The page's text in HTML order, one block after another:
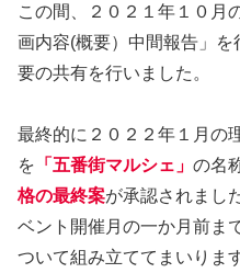
この間、２０２１年１０月
画内容(概要）中間報告」
要の共有を行いました。
最終的に２０２２年１月の
を 「五番街マルシェ」 の名
格の最終案が承認されまし
ベント開催月の一か月前ま
ついて組み立ててまいります